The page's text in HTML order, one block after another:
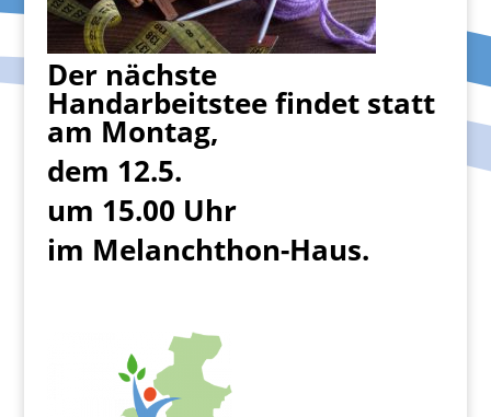
Der nächste
Handarbeitstee findet statt
am Montag,
dem 12.5.
um 15.00 Uhr
im Melanchthon-Haus.